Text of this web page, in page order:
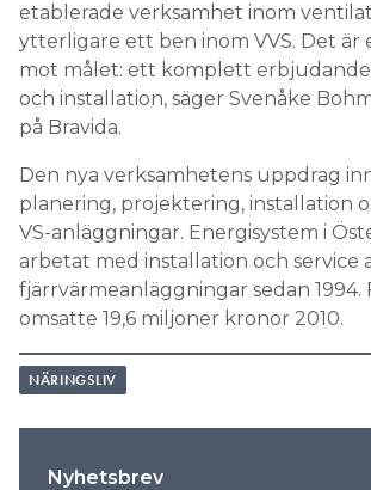
etablerade verksamhet inom
ytterligare ett ben inom VVS. Det är
mot målet: ett komplett erbjudande
och installation, säger Svenåke
på Bravida.
Den nya verksamhetens uppdrag
planering, projektering, installation
VS-anläggningar. Energisystem i
arbetat med installation och service
fjärrvärmeanläggningar sedan 1994.
omsatte 19,6 miljoner kronor 2010.
NÄRINGSLIV
Nyhetsbrev